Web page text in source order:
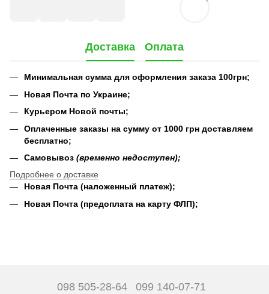
Доставка Оплата
Минимальная сумма для оформления заказа 100грн;
Новая Почта по Украине;
Курьером Новой почты;
Оплаченные заказы на сумму от 1000 грн доставляем
бесплатно;
Самовывоз (временно недоступен);
Подробнее о доставке
Новая Почта (наложенный платеж);
Новая Почта (предоплата на карту ФЛП);
098 505-28-64 099 140-07-71